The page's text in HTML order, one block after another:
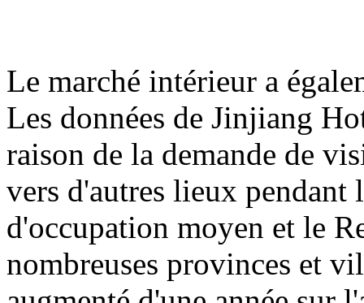
Le marché intérieur a
Les données de Jinjiang
raison de la demande de
vers d'autres lieux pendant
d'occupation moyen et le
nombreuses provinces et